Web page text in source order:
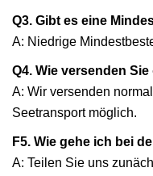
Q3. Gibt es eine
A: Niedrige
Q4. Wie versenden
A: Wir versenden
Seetransport möglich.
F5. Wie gehe ich bei
A: Teilen Sie uns